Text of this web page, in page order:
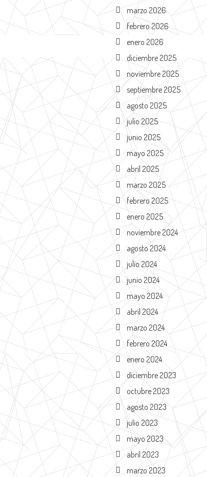
marzo 2026
febrero 2026
enero 2026
diciembre 2025
noviembre 2025
septiembre 2025
agosto 2025
julio 2025
junio 2025
mayo 2025
abril 2025
marzo 2025
febrero 2025
enero 2025
noviembre 2024
agosto 2024
julio 2024
junio 2024
mayo 2024
abril 2024
marzo 2024
febrero 2024
enero 2024
diciembre 2023
octubre 2023
agosto 2023
julio 2023
mayo 2023
abril 2023
marzo 2023